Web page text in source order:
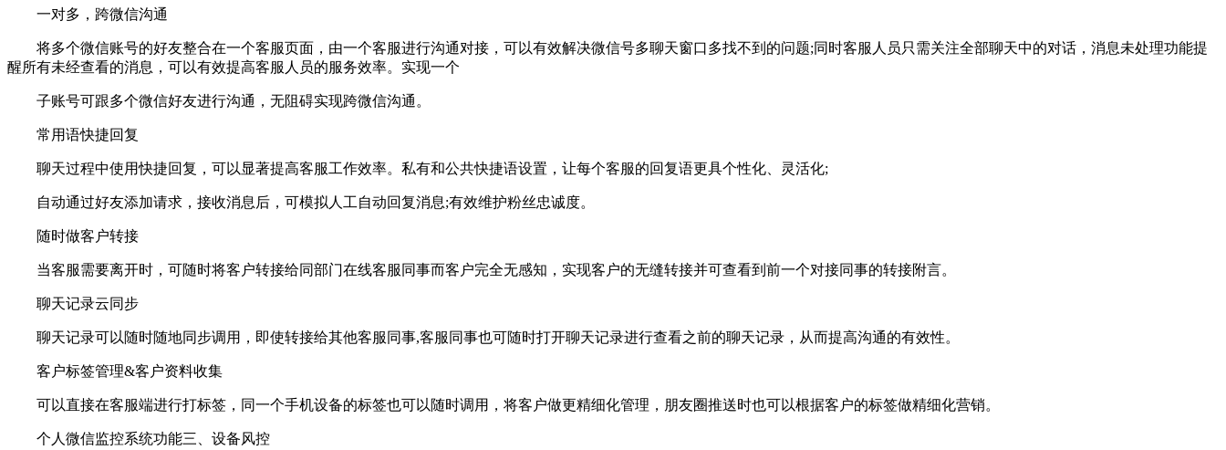
一对多，跨微信沟通
将多个微信账号的好友整合在一个客服页面，由一个客服进行沟通对接，可以有效解决微信号多聊天窗口多找不到的问题;同时客服人员只需关注全部聊天中的对话，消息未处理功能提
醒所有未经查看的消息，可以有效提高客服人员的服务效率。实现一个
子账号可跟多个微信好友进行沟通，无阻碍实现跨微信沟通。
常用语快捷回复
聊天过程中使用快捷回复，可以显著提高客服工作效率。私有和公共快捷语设置，让每个客服的回复语更具个性化、灵活化;
自动通过好友添加请求，接收消息后，可模拟人工自动回复消息;有效维护粉丝忠诚度。
随时做客户转接
当客服需要离开时，可随时将客户转接给同部门在线客服同事而客户完全无感知，实现客户的无缝转接并可查看到前一个对接同事的转接附言。
聊天记录云同步
聊天记录可以随时随地同步调用，即使转接给其他客服同事,客服同事也可随时打开聊天记录进行查看之前的聊天记录，从而提高沟通的有效性。
客户标签管理&客户资料收集
可以直接在客服端进行打标签，同一个手机设备的标签也可以随时调用，将客户做更精细化管理，朋友圈推送时也可以根据客户的标签做精细化营销。
个人微信监控系统功能三、设备风控